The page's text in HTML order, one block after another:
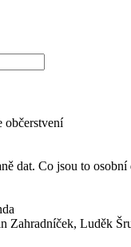
občerstvení
dat. Co jsou to
Zahradníček, Luděk